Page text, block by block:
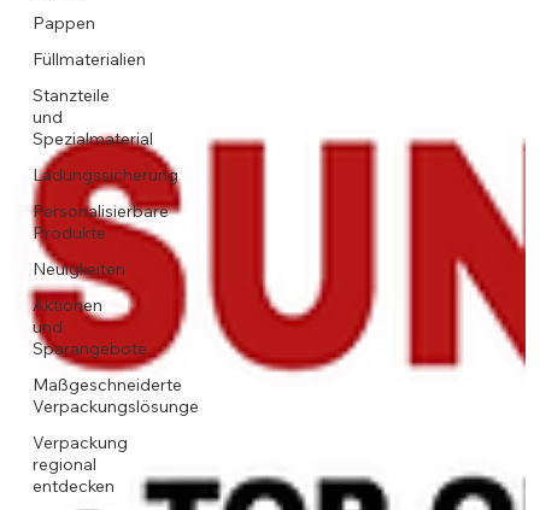
Pappen
Füllmaterialien
Stanzteile
und
Spezialmaterial
Ladungssicherung
Personalisierbare
Produkte
Neuigkeiten
Aktionen
und
Sparangebote
Maßgeschneiderte
Verpackungslösunge
Verpackung
regional
entdecken